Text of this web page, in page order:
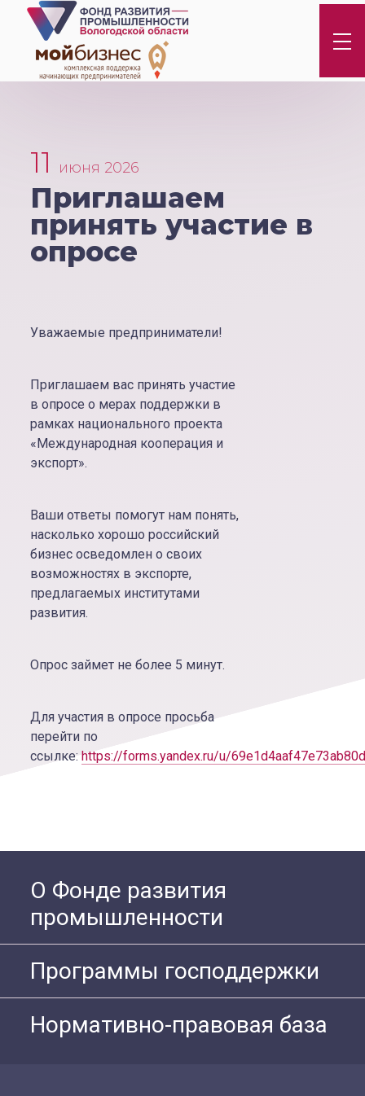
11 июня 2026
Приглашаем
принять участие в
опросе
Уважаемые предприниматели!
Приглашаем вас принять участие
в опросе о мерах поддержки в
рамках национального проекта
«Международная кооперация и
экспорт».
Ваши ответы помогут нам понять,
насколько хорошо российский
бизнес осведомлен о своих
возможностях в экспорте,
предлагаемых институтами
развития.
Опрос займет не более 5 минут.
Для участия в опросе просьба
перейти по
ссылке:https://forms.yandex.ru/u/
О Фонде развития
промышленности
Программы господдержки
Нормативно-правовая база